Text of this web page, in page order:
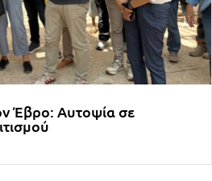
Έβρο: Αυτοψία σε